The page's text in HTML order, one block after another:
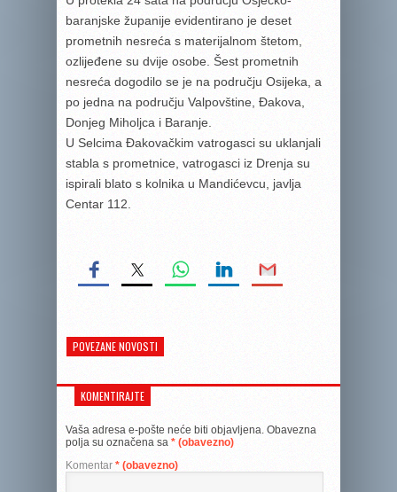
baranjske županije evidentirano je deset
prometnih nesreća s materijalnom štetom,
ozlijeđene su dvije osobe. Šest prometnih
nesreća dogodilo se je na području Osijeka, a
po jedna na području Valpovštine, Đakova,
Donjeg Miholjca i Baranje.
U Selcima Đakovačkim vatrogasci su uklanjali
stabla s prometnice, vatrogasci iz Drenja su
ispirali blato s kolnika u Mandićevcu, javlja
Centar 112.
POVEZANE NOVOSTI
KOMENTIRAJTE
Vaša adresa e-pošte neće biti objavljena. Obavezna
polja su označena sa * (obavezno)
Komentar * (obavezno)